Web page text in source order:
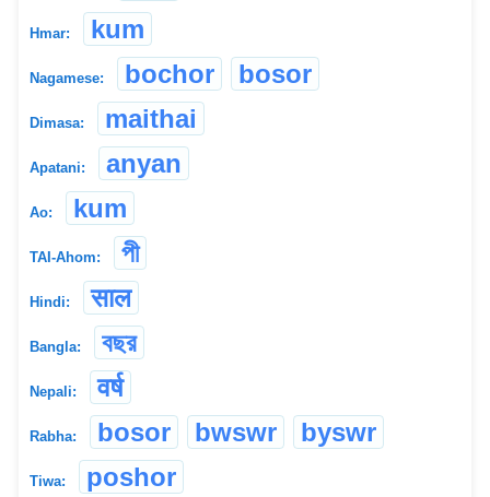
Hmar: kum
Nagamese: bochor bosor
Dimasa: maithai
Apatani: anyan
Ao: kum
TAI-Ahom: পী
Hindi: साल
Bangla: বছর
Nepali: वर्ष
Rabha: bosor bwswr byswr
Tiwa: poshor